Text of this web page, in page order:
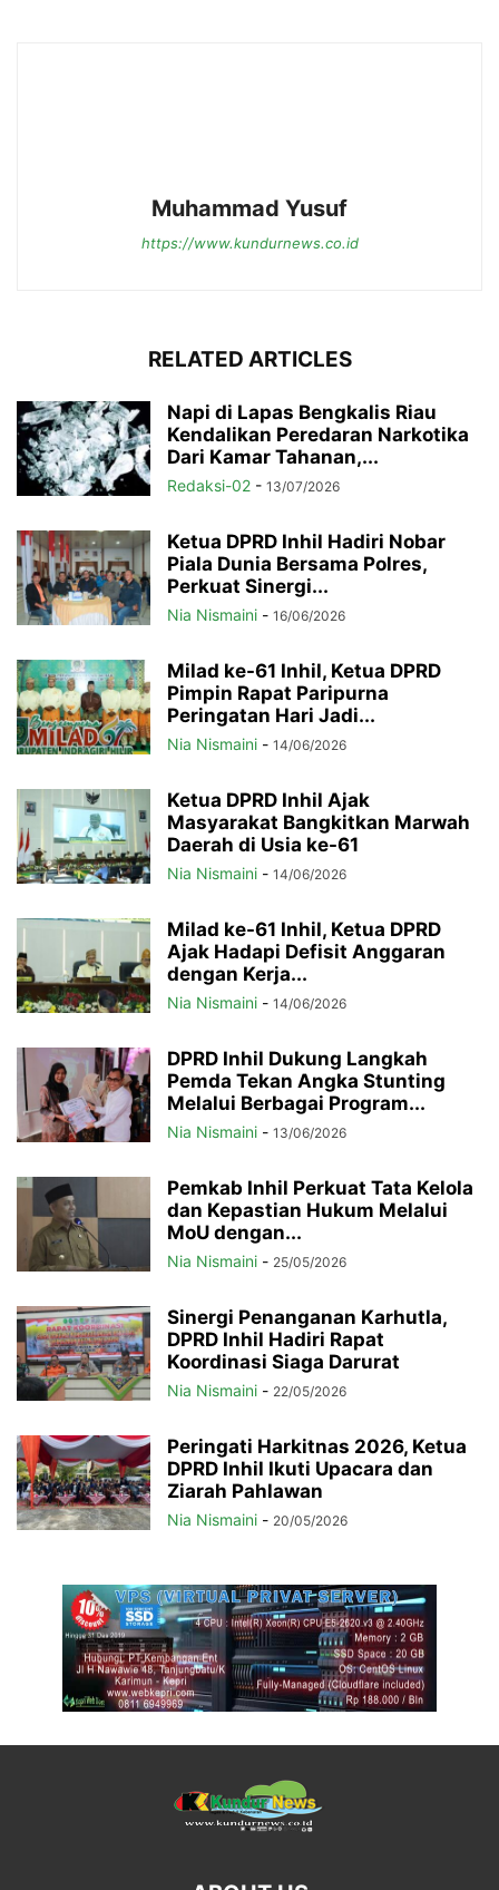
Muhammad Yusuf
https://www.kundurnews.co.id
RELATED ARTICLES
Napi di Lapas Bengkalis Riau
Kendalikan Peredaran Narkotika
Dari Kamar Tahanan,...
Redaksi-02 - 13/07/2026
Ketua DPRD Inhil Hadiri Nobar
Piala Dunia Bersama Polres,
Perkuat Sinergi...
Nia Nismaini - 16/06/2026
Milad ke-61 Inhil, Ketua DPRD
Pimpin Rapat Paripurna
Peringatan Hari Jadi...
Nia Nismaini - 14/06/2026
Ketua DPRD Inhil Ajak
Masyarakat Bangkitkan Marwah
Daerah di Usia ke-61
Nia Nismaini - 14/06/2026
Milad ke-61 Inhil, Ketua DPRD
Ajak Hadapi Defisit Anggaran
dengan Kerja...
Nia Nismaini - 14/06/2026
DPRD Inhil Dukung Langkah
Pemda Tekan Angka Stunting
Melalui Berbagai Program...
Nia Nismaini - 13/06/2026
Pemkab Inhil Perkuat Tata Kelola
dan Kepastian Hukum Melalui
MoU dengan...
Nia Nismaini - 25/05/2026
Sinergi Penanganan Karhutla,
DPRD Inhil Hadiri Rapat
Koordinasi Siaga Darurat
Nia Nismaini - 22/05/2026
Peringati Harkitnas 2026, Ketua
DPRD Inhil Ikuti Upacara dan
Ziarah Pahlawan
Nia Nismaini - 20/05/2026